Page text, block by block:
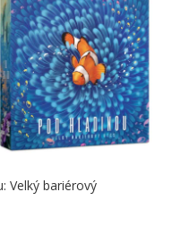
Velký bariérový